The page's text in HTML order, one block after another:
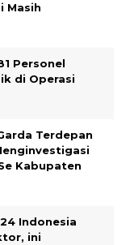
Masih
Personel
di Operasi
Terdepan
Kabupaten
Indonesia
ini